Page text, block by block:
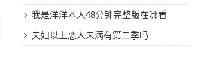
谢大神！
我是洋洋本人48分钟完整版在哪看
夫妇以上恋人未满有第二季吗